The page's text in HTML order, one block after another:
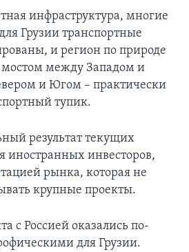
инфраструктура, многие
Грузии транспортные
и регион по природе
между Западом и
и Югом ­– практически
тупик.
результат текущих
иностранных инвесторов,
рынка, которая не
крупные проекты.
с Россией оказались по-
для Грузии.